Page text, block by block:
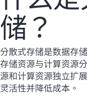
您的购
储？
分散式存储是数据存
存储资源与计算资源
源和计算资源独立扩
灵活性并降低成本。